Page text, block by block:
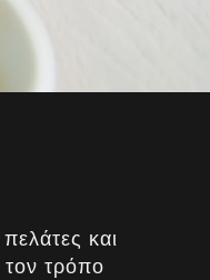
και
τον τρόπο